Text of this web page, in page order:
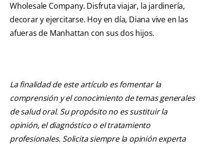
Wholesale Company. Disfruta viajar, la jardinería,
decorar y ejercitarse. Hoy en día, Diana vive en las
afueras de Manhattan con sus dos hijos.
La finalidad de este artículo es fomentar la
comprensión y el conocimiento de temas generales
de salud oral. Su propósito no es sustituir la
opinión, el diagnóstico o el tratamiento
profesionales. Solicita siempre la opinión experta